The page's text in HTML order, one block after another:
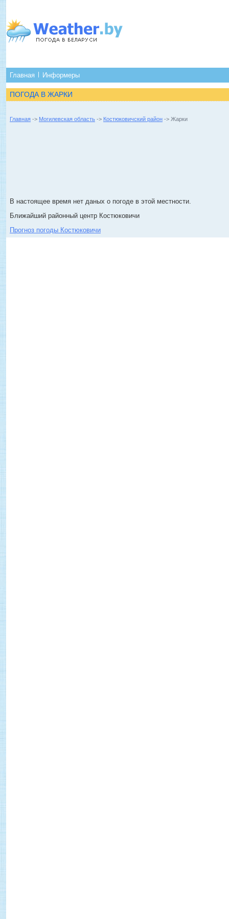
Главная Информеры
ПОГОДА В ЖАРКИ
Главная -> Могилевская область -> Костюковичский район -> Жарки
В настоящее время нет даных о погоде в этой местности.
Ближайший районный центр Костюковичи
Прогноз погоды Костюковичи